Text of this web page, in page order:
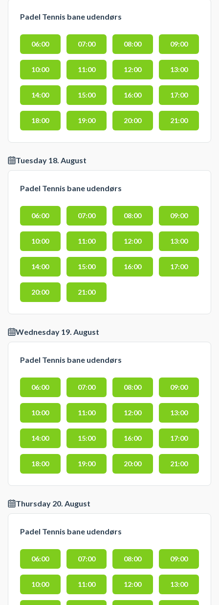
Padel Tennis bane udendørs
06:00 07:00 08:00 09:00
10:00 11:00 12:00 13:00
14:00 15:00 16:00 17:00
18:00 19:00 20:00 21:00
Tuesday 18. August
Padel Tennis bane udendørs
06:00 07:00 08:00 09:00
10:00 11:00 12:00 13:00
14:00 15:00 16:00 17:00
20:00 21:00
Wednesday 19. August
Padel Tennis bane udendørs
06:00 07:00 08:00 09:00
10:00 11:00 12:00 13:00
14:00 15:00 16:00 17:00
18:00 19:00 20:00 21:00
Thursday 20. August
Padel Tennis bane udendørs
06:00 07:00 08:00 09:00
10:00 11:00 12:00 13:00